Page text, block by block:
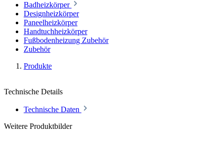
Badheizkörper
Designheizkörper
Paneelheizkörper
Handtuchheizkörper
Fußbodenheizung Zubehör
Zubehör
Produkte
Technische Details
Technische Daten
Weitere Produktbilder